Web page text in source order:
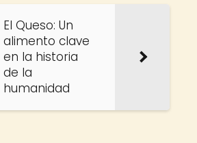
El Queso: Un
alimento clave
en la historia
de la
humanidad